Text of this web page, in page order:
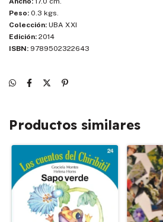
Peso: 0.3 kgs.
Colección: UBA XXI
Edición: 2014
ISBN: 9789502322643
Productos similares